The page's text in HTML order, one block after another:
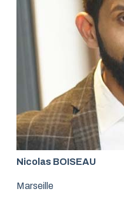
Nicolas BOISEAU
Marseille